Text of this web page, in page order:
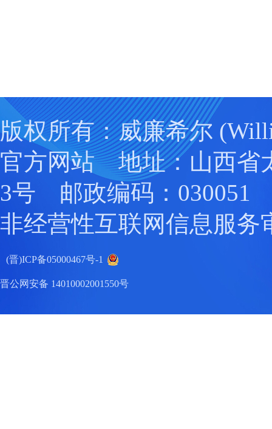
版权所有：威廉希尔
官方网站 地址：山西省
3号 邮政编码：030051
非经营性互联网信息服务
(晋)ICP备05000467号-1
晋公网安备 14010002001550号